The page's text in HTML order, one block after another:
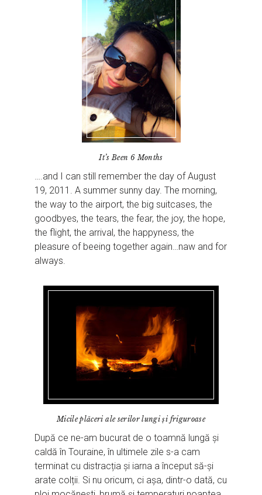
It’s Been 6 Months
….and I can still remember the day of August
19, 2011. A summer sunny day. The morning,
the way to the airport, the big suitcases, the
goodbyes, the tears, the fear, the joy, the hope,
the flight, the arrival, the happyness, the
pleasure of beeing together again…naw and for
always.
Micile plăceri ale serilor lungi și friguroase
După ce ne-am bucurat de o toamnă lungă și
caldă în Touraine, în ultimele zile s-a cam
terminat cu distracția și iarna a început să-și
arate colții. Si nu oricum, ci așa, dintr-o dată, cu